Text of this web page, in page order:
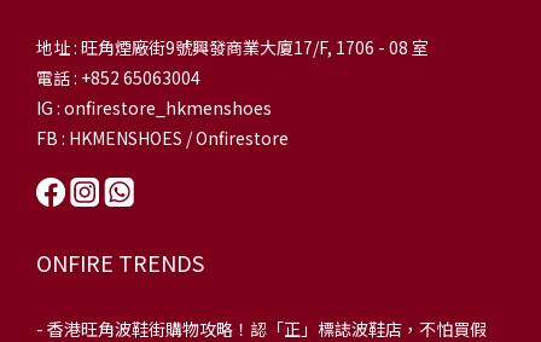
地址 : 旺角煙廠街9號興發商業大廈17/F, 1706 - 08 室
電話 : +852 65063004
IG : onfirestore_hkmenshoes
FB : HKMENSHOES / Onfirestore
ONFIRE TRENDS
- 香港旺角波鞋街購物攻略！認「正」標誌波鞋店，不怕買假